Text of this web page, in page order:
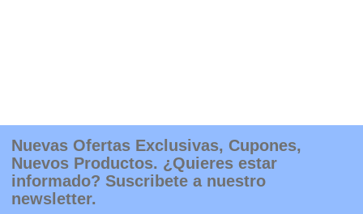
Nuevas Ofertas Exclusivas, Cupones,
Nuevos Productos. ¿Quieres estar
informado? Suscribete a nuestro
newsletter.